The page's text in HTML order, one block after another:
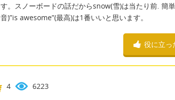
す。スノーボードの話だからsnow(雪)は当たり前.
音)”is awesome”(最高)は1番いいと思います。
役に立っ
4 6223